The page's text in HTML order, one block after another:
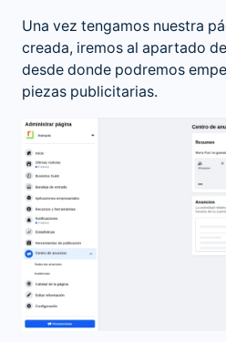
Una vez tengamos nuestra
creada, iremos al apartado de
desde donde podremos
piezas publicitarias.